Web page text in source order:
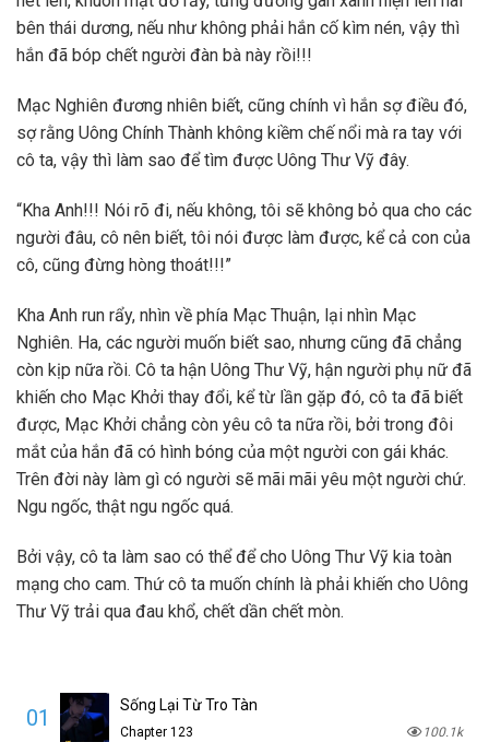
bên thái dương, nếu như không phải hắn cố kìm nén, vậy thì
hắn đã bóp chết người đàn bà này rồi!!!
Mạc Nghiên đương nhiên biết, cũng chính vì hắn sợ điều đó,
sợ rằng Uông Chính Thành không kiềm chế nổi mà ra tay với
cô ta, vậy thì làm sao để tìm được Uông Thư Vỹ đây.
“Kha Anh!!! Nói rõ đi, nếu không, tôi sẽ không bỏ qua cho các
người đâu, cô nên biết, tôi nói được làm được, kể cả con của
cô, cũng đừng hòng thoát!!!”
Kha Anh run rẩy, nhìn về phía Mạc Thuận, lại nhìn Mạc
Nghiên. Ha, các người muốn biết sao, nhưng cũng đã chẳng
còn kịp nữa rồi. Cô ta hận Uông Thư Vỹ, hận người phụ nữ đã
khiến cho Mạc Khởi thay đổi, kể từ lần gặp đó, cô ta đã biết
được, Mạc Khởi chẳng còn yêu cô ta nữa rồi, bởi trong đôi
mắt của hắn đã có hình bóng của một người con gái khác.
Trên đời này làm gì có người sẽ mãi mãi yêu một người chứ.
Ngu ngốc, thật ngu ngốc quá.
Bởi vậy, cô ta làm sao có thể để cho Uông Thư Vỹ kia toàn
mạng cho cam. Thứ cô ta muốn chính là phải khiến cho Uông
Thư Vỹ trải qua đau khổ, chết dần chết mòn.
01 Sống Lại Từ Tro Tàn
Chapter 123 100.1k